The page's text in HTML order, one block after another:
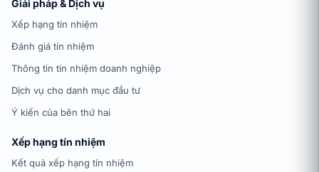
Giải pháp & Dịch vụ
Xếp hạng tín nhiệm
Đánh giá tín nhiệm
Thông tin tín nhiệm doanh nghiệp
Dịch vụ cho danh mục đầu tư
Ý kiến của bên thứ hai
Xếp hạng tín nhiệm
Kết quả xếp hạng tín nhiệm